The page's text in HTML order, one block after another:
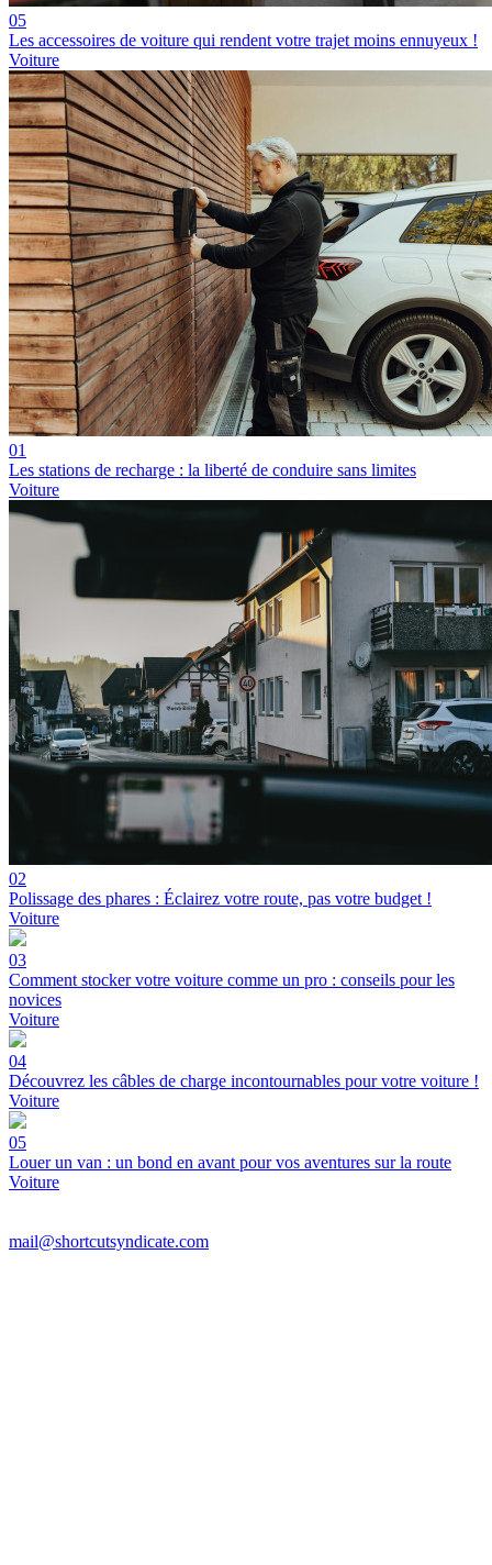
05
Les accessoires de voiture qui rendent votre trajet moins ennuyeux !
Voiture
01
Les stations de recharge : la liberté de conduire sans limites
Voiture
02
Polissage des phares : Éclairez votre route, pas votre budget !
Voiture
03
Comment stocker votre voiture comme un pro : conseils pour les
novices
Voiture
04
Découvrez les câbles de charge incontournables pour votre voiture !
Voiture
05
Louer un van : un bond en avant pour vos aventures sur la route
Voiture
mail@shortcutsyndicate.com